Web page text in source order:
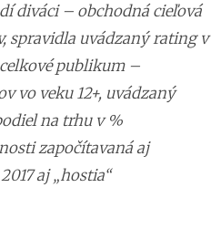
diváci – obchodná cieľová
spravidla uvádzaný rating v
publikum –
vo veku 12+, uvádzaný
na trhu v %
započítavaná aj
aj „hostia“